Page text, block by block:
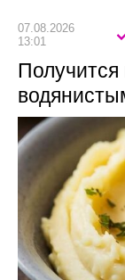
07.08.2026
13:01